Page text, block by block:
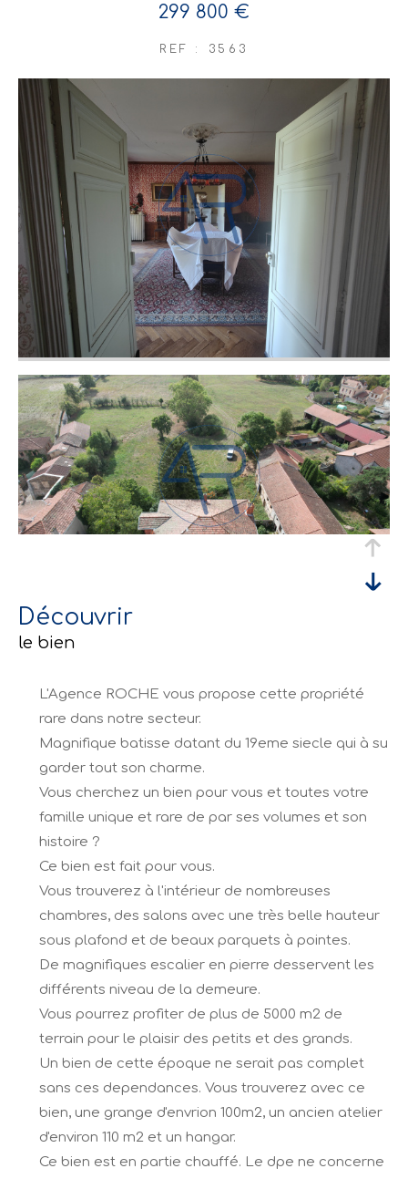
299 800 €
REF : 3563
découvrir
le bien
L'Agence ROCHE vous propose cette propriété
rare dans notre secteur.
Magnifique batisse datant du 19eme siecle qui à su
garder tout son charme.
Vous cherchez un bien pour vous et toutes votre
famille unique et rare de par ses volumes et son
histoire ?
Ce bien est fait pour vous.
Vous trouverez à l'intérieur de nombreuses
chambres, des salons avec une très belle hauteur
sous plafond et de beaux parquets à pointes.
De magnifiques escalier en pierre desservent les
différents niveau de la demeure.
Vous pourrez profiter de plus de 5000 m2 de
terrain pour le plaisir des petits et des grands.
Un bien de cette époque ne serait pas complet
sans ces dependances. Vous trouverez avec ce
bien, une grange d'envrion 100m2, un ancien atelier
d'environ 110 m2 et un hangar.
Ce bien est en partie chauffé. Le dpe ne concerne